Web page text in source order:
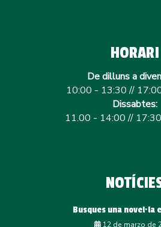
HORARI
De dilluns a
10:00 - 13:30 //
Dissabtes:
11.00 - 14:00 //
Busques una novel·la
12 de marzo de